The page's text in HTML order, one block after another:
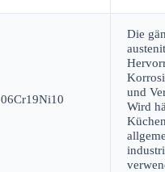
06Cr19Ni10
Die
und
Wird